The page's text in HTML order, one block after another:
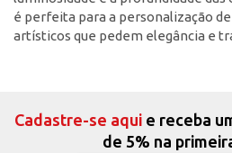
é perfeita para a personalização
artísticos que pedem elegância e
Cadastre-se aqui e receba
de 5% na